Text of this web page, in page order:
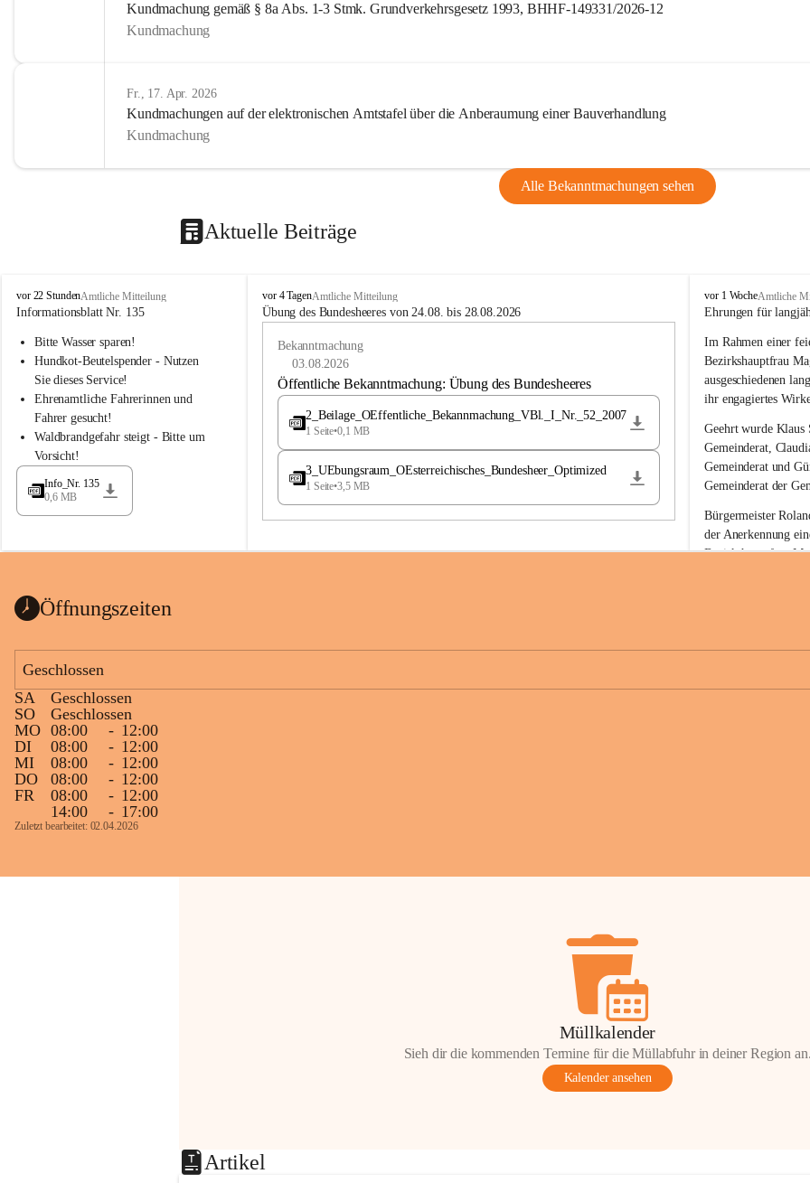
Kundmachung gemäß § 8a Abs. 1-3 Stmk. Grundverkehrsgesetz 1993, BHHF-149331/2026-12
Kundmachung
Fr., 17. Apr. 2026
Kundmachungen auf der elektronischen Amtstafel über die Anberaumung einer Bauverhandlung
Kundmachung
Alle Bekanntmachungen sehen
Aktuelle Beiträge
B
u
h
a
d
l
a
vor 22 StundenAmtliche Mitteilung
Informationsblatt Nr. 135
Bitte Wasser sparen!
Hundkot-Beutelspender - Nutzen
Sie dieses Service!
Ehrenamtliche Fahrerinnen und
Fahrer gesucht!
Waldbrandgefahr steigt - Bitte um
Vorsicht!
Info_Nr. 135
0,6 MB
B
u
e
a
vor 4 TagenAmtliche Mitteilung
Übung des Bundesheeres von 24.08. bis 28.08.2026
Bekanntmachung
03.08.2026
Öffentliche Bekanntmachung: Übung des Bundesheeres
2_Beilage_OEffentliche_Bekannmachung_VBl._I_Nr._52_2007
1 Seite•0,1 MB
3_UEbungsraum_OEsterreichisches_Bundesheer_Optimized
1 Seite•3,5 MB
B
u
h
-
S
t
M
a
g
d
a
l
e
n
a
vor 1 WocheAmtliche
Ehrungen für
Im Rahmen einer
Bezirkshauptfrau
ausgeschiedenen
ihr engagiertes
Geehrt wurde Klaus
Gemeinderat,
Gemeinderat und
Gemeinderat der
Bürgermeister
der Anerkennung
Bezirkshauptfrau
Öffnungszeiten
Geschlossen
SA
Geschlossen
SO
Geschlossen
MO 08:00 - 12:00
DI
08:00 - 12:00
MI
08:00 - 12:00
DO
08:00 - 12:00
FR
08:00 - 12:00
14:00
- 17:00
Zuletzt bearbeitet: 02.04.2026
Müllkalender
Sieh dir die kommenden Termine für die Müllabfuhr in deiner Region an.
Kalender ansehen
Artikel